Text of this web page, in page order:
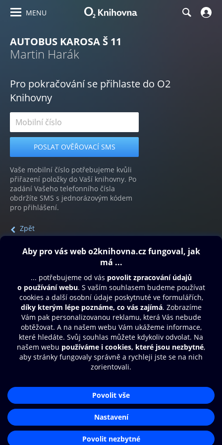
MENU
AUTOBUS KAROSA Š 11
Martin Harák
Pro pokračování se přihlaste do O2
Knihovny
Vaše mobilní číslo potřebujeme kvůli
přiřazení položky do Vaší knihovny. Po
zadání Vašeho telefonního čísla
obdržíte SMS s jednorázovým kódem
pro přihlášení.
Zpět
Obsah ke stažení
Moje O2 Knihovna
Další zábava
© O2 Czech Republic a.s.
Přístupnost
Zásady zpracování osobních údajů
Nastavení cookies
Aplikace O2 Knihovna
Čti a poslouchej své e-knihy a
audioknihy rychleji a pohodlněji.